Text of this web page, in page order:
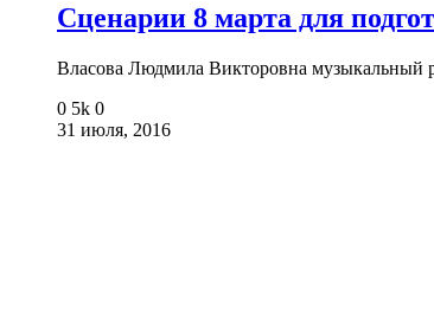
Сценарии 8 марта для
Власова Людмила Викторовна
0 5k 0
31 июля, 2016